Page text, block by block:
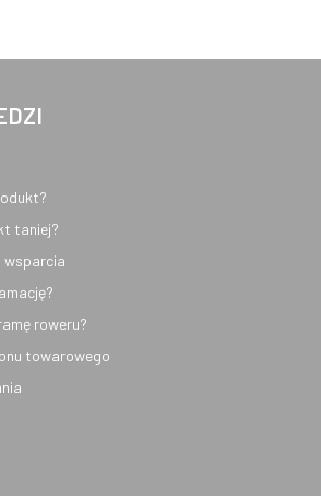
taniej?
wsparcia
roweru?
towarowego